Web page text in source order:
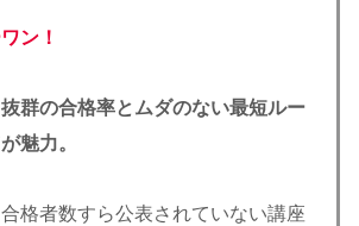
ン！
群の合格率とムダのない最短ルー
魅力。
格者数すら公表されていない講座